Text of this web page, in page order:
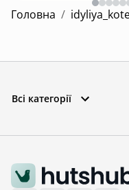
Головна /
Всі категорії